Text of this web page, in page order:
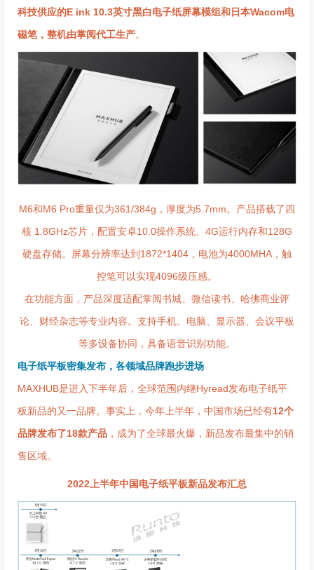
科技供应的E ink 10.3英寸黑白电子纸屏幕模组和日本Wacom电
磁笔，整机由掌阅代工生产。
M6和M6 Pro重量仅为361/384g，厚度为5.7mm。产品搭载了四
核 1.8GHz芯片，配置安卓10.0操作系统、4G运行内存和128G
硬盘存储。屏幕分辨率达到1872*1404，电池为4000MHA，触
控笔可以实现4096级压感。
在功能方面，产品深度适配掌阅书城、微信读书、哈佛商业评
论、财经杂志等专业内容。支持手机、电脑、显示器、会议平板
等多设备协同，具备语音识别功能。
电子纸平板密集发布，各领域品牌跑步进场
MAXHUB是进入下半年后，全球范围内继Hyread发布电子纸平
板新品的又一品牌。事实上，今年上半年，中国市场已经有12个
品牌发布了18款产品 ，成为了全球最火爆，新品发布最集中的销
售区域。
2022上半年中国电子纸平板新品发布汇总